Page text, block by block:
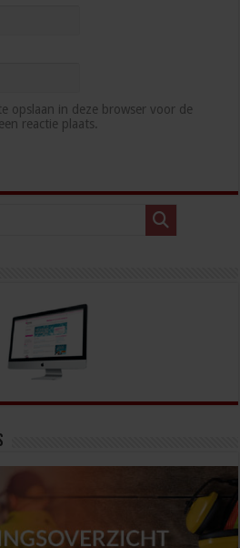
opslaan in deze browser voor de
reactie plaats.